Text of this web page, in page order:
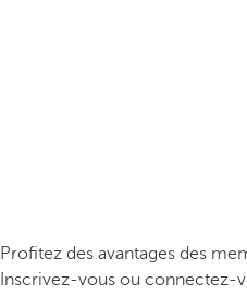
Profitez des avantages des
Inscrivez-vous ou connectez-